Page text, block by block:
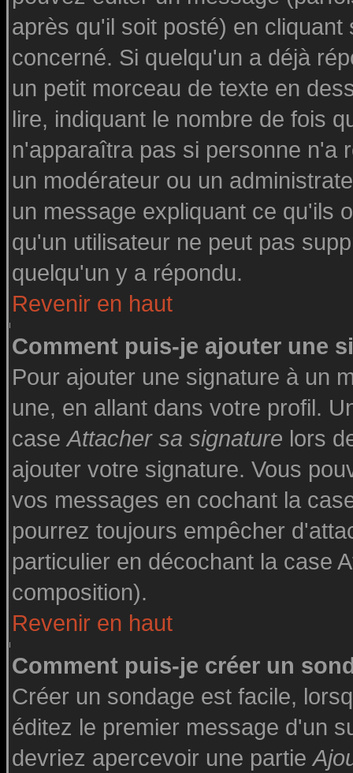
après qu'il soit posté) en
concerné. Si quelqu'un a déjà
un petit morceau de texte en
lire, indiquant le nombre de fois
n'apparaîtra pas si personne n'a
un modérateur ou un
un message expliquant ce qu'ils
qu'un utilisateur ne peut pas
quelqu'un y a répondu.
Revenir en haut
Comment puis-je ajouter une
Pour ajouter une signature à un
une, en allant dans votre profil.
caseAttacher sa signature lors
ajouter votre signature. Vous
vos messages en cochant la
pourrez toujours empêcher
particulier en décochant la case
composition).
Revenir en haut
Comment puis-je créer un
Créer un sondage est facile,
éditez le premier message d'un
devriez apercevoir une partie